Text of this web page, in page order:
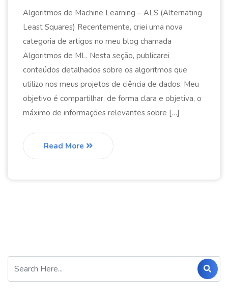
Algoritmos de Machine Learning – ALS (Alternating
Least Squares) Recentemente, criei uma nova
categoria de artigos no meu blog chamada
Algoritmos de ML. Nesta seção, publicarei
conteúdos detalhados sobre os algoritmos que
utilizo nos meus projetos de ciência de dados. Meu
objetivo é compartilhar, de forma clara e objetiva, o
máximo de informações relevantes sobre […]
Read More